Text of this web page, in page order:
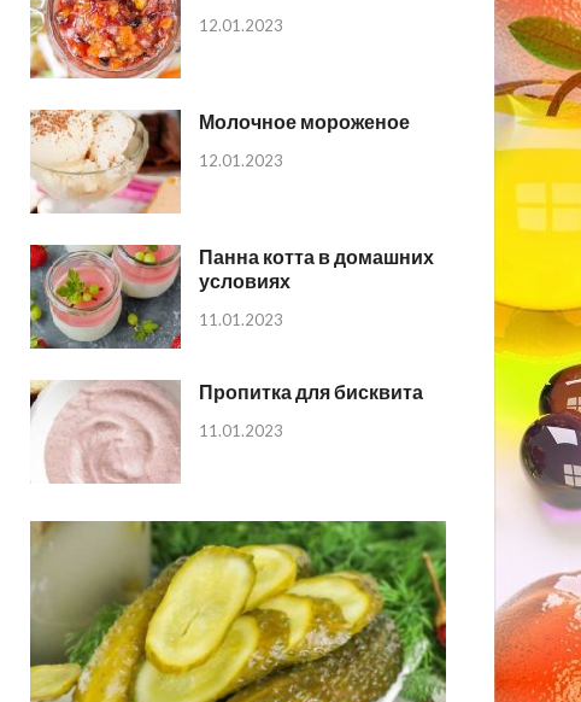
12.01.2023
Молочное мороженое
12.01.2023
Панна котта в домашних
условиях
11.01.2023
Пропитка для бисквита
11.01.2023